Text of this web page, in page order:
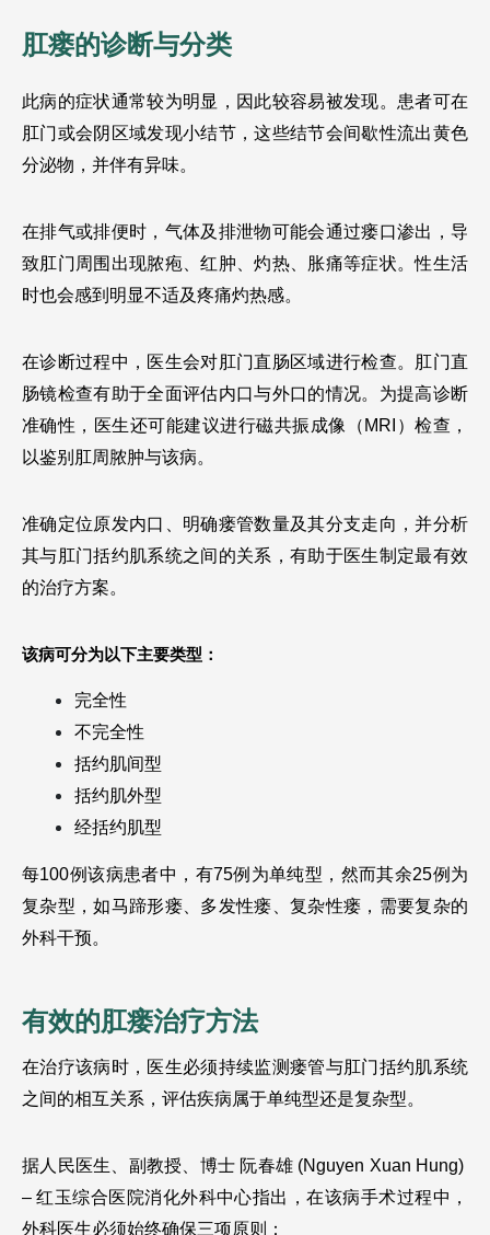
肛瘘的诊断与分类
此病的症状通常较为明显，因此较容易被发现。患者可在
肛门或会阴区域发现小结节，这些结节会间歇性流出黄色
分泌物，并伴有异味。
在排气或排便时，气体及排泄物可能会通过瘘口渗出，导
致肛门周围出现脓疱、红肿、灼热、胀痛等症状。性生活
时也会感到明显不适及疼痛灼热感。
在诊断过程中，医生会对肛门直肠区域进行检查。肛门直
肠镜检查有助于全面评估内口与外口的情况。为提高诊断
准确性，医生还可能建议进行磁共振成像（MRI）检查，
以鉴别肛周脓肿与该病。
准确定位原发内口、明确瘘管数量及其分支走向，并分析
其与肛门括约肌系统之间的关系，有助于医生制定最有效
的治疗方案。
该病可分为以下主要类型：
完全性
不完全性
括约肌间型
括约肌外型
经括约肌型
每100例该病患者中，有75例为单纯型，然而其余25例为
复杂型，如马蹄形瘘、多发性瘘、复杂性瘘，需要复杂的
外科干预。
有效的肛瘘治疗方法
在治疗该病时，医生必须持续监测瘘管与肛门括约肌系统
之间的相互关系，评估疾病属于单纯型还是复杂型。
据人民医生、副教授、博士 阮春雄 (Nguyen Xuan Hung)
– 红玉综合医院消化外科中心指出，在该病手术过程中，
外科医生必须始终确保三项原则：